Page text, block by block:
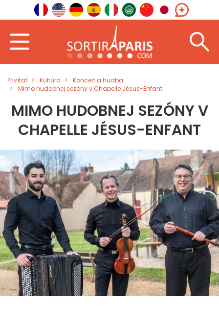
Privítať Kultúra
Koncert a hudba
Mimo hudobnej sezóny v Chapelle Jésus-Enfant
MIMO HUDOBNEJ SEZÓNY V
CHAPELLE JÉSUS-ENFANT